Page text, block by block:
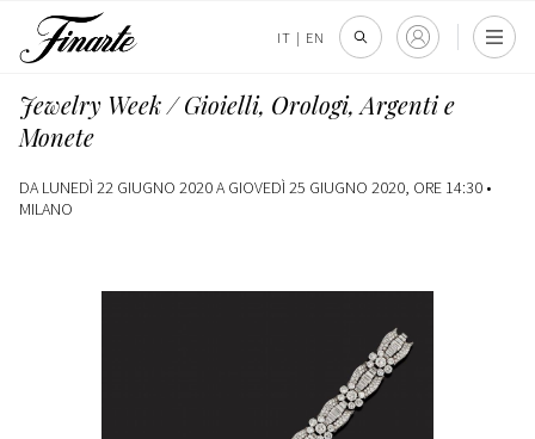
IT | EN
Jewelry Week / Gioielli, Orologi, Argenti e
Monete
DA LUNEDÌ 22 GIUGNO 2020 A GIOVEDÌ 25 GIUGNO 2020, ORE 14:30 •
MILANO